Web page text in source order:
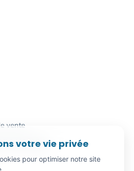
vente
personnelles
votre vie privée
pour optimiser notre site